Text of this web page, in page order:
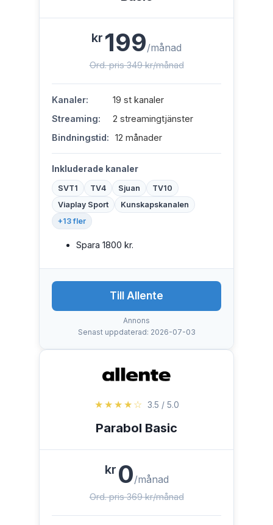
kr 199/månad
Ord. pris 349 kr/månad
Kanaler:
19 st kanaler
Streaming:
2 streamingtjänster
Bindningstid:
12 månader
Inkluderade kanaler
SVT1 TV4 Sjuan
TV10
Viaplay Sport
Kunskapskanalen
+13 fler
Spara 1800 kr.
Till Allente
Annons
Senast uppdaterad: 2026-07-03
★★★★☆ 3.5 / 5.0
Parabol Basic
kr 0/månad
Ord. pris 369 kr/månad